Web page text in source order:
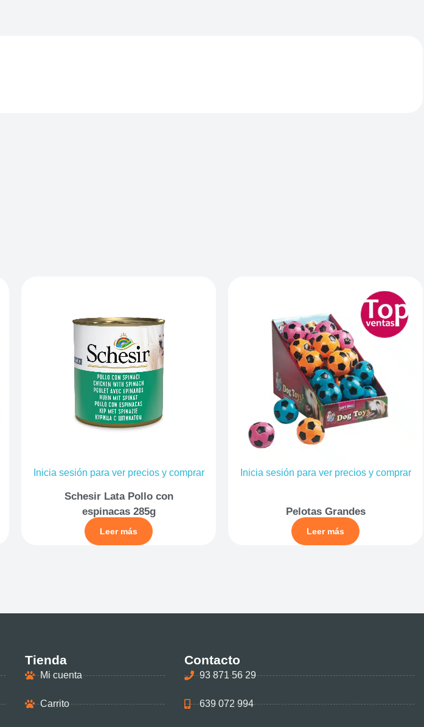
Inicia sesión para ver precios y comprar
Schesir Lata Pollo con
espinacas 285g
Leer más
Inicia sesión para ver precios y comprar
Pelotas Grandes
Leer más
Tienda
Mi cuenta
Carrito
Contacto
93 871 56 29
639 072 994